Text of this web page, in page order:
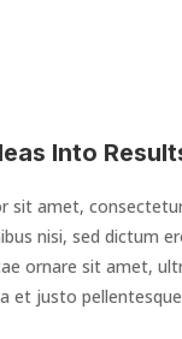
Into
sit amet,
nisi, sed dictum
ornare sit amet,
et justo